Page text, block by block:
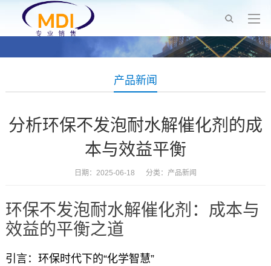
产品新闻
分析环保不发泡耐水解催化剂的成
本与效益平衡
日期：2025-06-18 分类： 产品新闻
环保不发泡耐水解催化剂：成本与
效益的平衡之道
引言：环保时代下的“化学智慧”